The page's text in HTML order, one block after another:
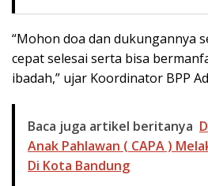
“Mohon doa dan dukungannya
cepat selesai serta bisa
ibadah,” ujar Koordinator BPP
Baca juga artikel beritanya
Anak Pahlawan ( CAPA )
Di Kota Bandung